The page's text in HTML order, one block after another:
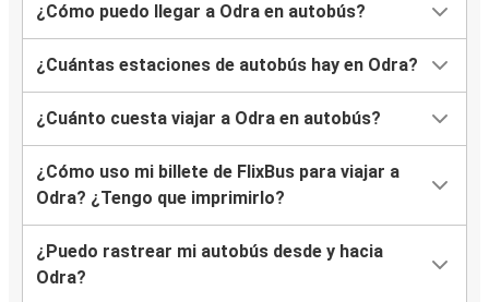
¿Cómo puedo llegar a Odra en autobús?
¿Cuántas estaciones de autobús hay en Odra?
¿Cuánto cuesta viajar a Odra en autobús?
¿Cómo uso mi billete de FlixBus para viajar a
Odra? ¿Tengo que imprimirlo?
¿Puedo rastrear mi autobús desde y hacia
Odra?